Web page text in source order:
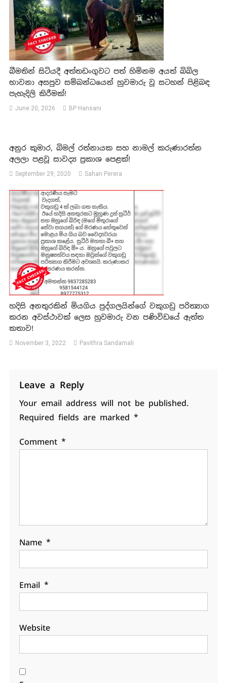
බීමතින් සිටියදී අත්තඩංගුවට පත් හිමිනම අයත් බිබිල
භාවනා අසපුව සම්බන්ධයෙන් හුවමාරු වූ සටහන් පිළිබඳ
පැහැදිලි කිරීමක්!
June 20, 2026 BP Hansani
අනුර කුමාර, බිමල් රත්නායක සහ නාමල් කරුණාරත්න
අලලා පළවූ සාවද්‍ය ප්‍රකාශ පෙළක්!
September 29, 2020 Sahan Perera
හදිසි අනතුරකින් මියගිය පුද්ගලයින්ගේ වකුගඩු පරිත්‍යාග
කරන අවස්ථාවක් ලෙස හුවමාරු වන පණිවිඩයේ ඇත්ත
කතාව!
November 3, 2022 Pavithra Sandamali
Leave a Reply
Your email address will not be published.
Required fields are marked *
Comment *
Name *
Email *
Website